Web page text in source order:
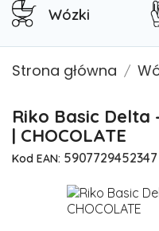
Wózki
Strona główna
Riko Basic Delta
| CHOCOLATE
Kod EAN: 5907729452347